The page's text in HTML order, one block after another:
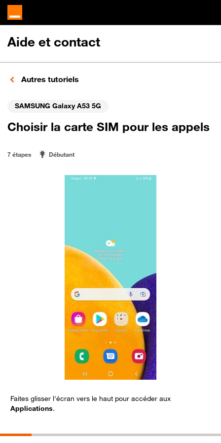
Aide et contact
Autres tutoriels
SAMSUNG Galaxy A53 5G
Choisir la carte SIM pour les appels
7 étapes Débutant
Faites glisser l'écran vers le haut pour accéder aux
Applications.